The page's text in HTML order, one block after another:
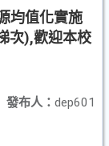
均值化實施
次),歡迎本校
發布人： dep601